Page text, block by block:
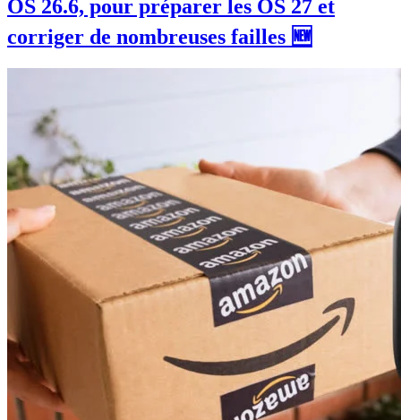
OS 26.6, pour préparer les OS 27 et
corriger de nombreuses failles 🆕